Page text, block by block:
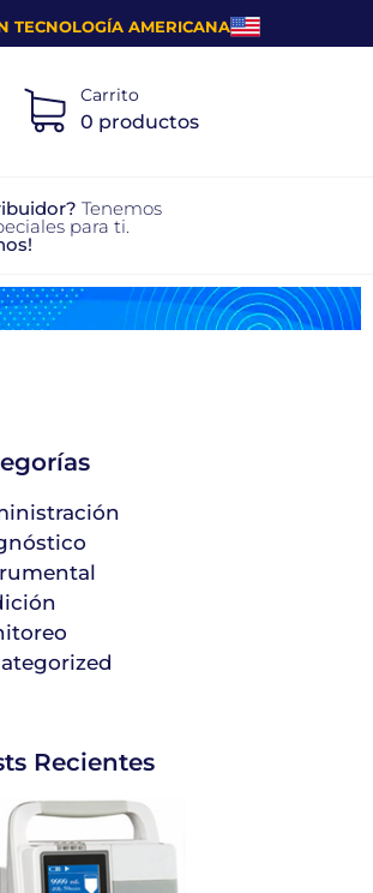
TECNOLOGÍA AMERICANA
Carrito
0 productos
Tenemos
para ti.
Recientes